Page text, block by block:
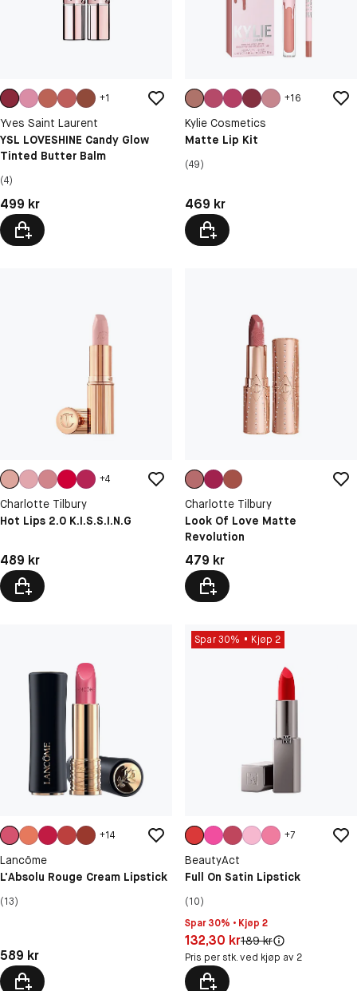
+1
Yves Saint Laurent
YSL LOVESHINE Candy Glow
Tinted Butter Balm
(4)
Pris: 499 kr
499 kr
+16
Kylie Cosmetics
Matte Lip Kit
(49)
Pris: 469 kr
469 kr
+4
Charlotte Tilbury
Hot Lips 2.0 K.I.S.S.I.N.G
Pris: 489 kr
489 kr
Charlotte Tilbury
Look Of Love Matte
Revolution
Pris: 479 kr
479 kr
+14
Lancôme
L'Absolu Rouge Cream Lipstick
(13)
Pris: 589 kr
589 kr
Spar 30% Kjøp 2
+7
BeautyAct
Full On Satin Lipstick
(10)
Spar 30% • Kjøp 2
Pris: 132,30 kr
132,30 krOriginal pris:
189 kr
Pris per stk. ved kjøp av 2